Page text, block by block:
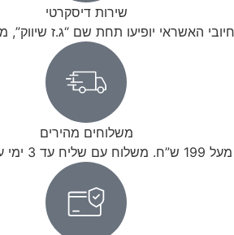
שירות דיסקרטי
האשראי יופיעו תחת שם “ג.ז
משלוחים מהירים
מרוחקים)